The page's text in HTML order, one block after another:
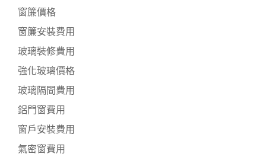
窗簾價格
窗簾安裝費用
玻璃裝修費用
強化玻璃價格
玻璃隔間費用
鋁門窗費用
窗戶安裝費用
氣密窗費用